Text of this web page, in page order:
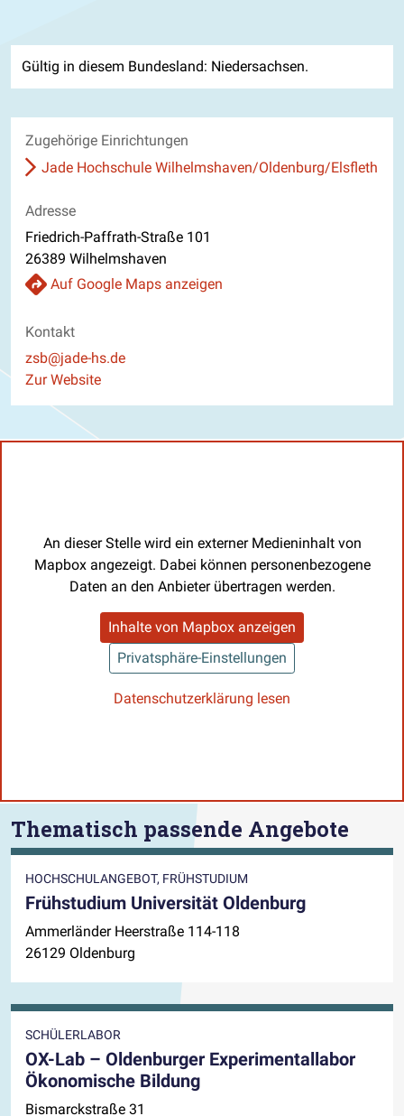
Gültig in diesem Bundesland: Niedersachsen.
Zugehörige Einrichtungen
Jade Hochschule Wilhelmshaven/Oldenburg/Elsfleth
Adresse
Friedrich-Paffrath-Straße 101
26389 Wilhelmshaven
Auf Google Maps anzeigen
Kontakt
E-Mail
zsb@jade-hs.de
Website
Zur Website
An dieser Stelle wird ein externer Medieninhalt von
Mapbox angezeigt. Dabei können personenbezogene
Daten an den Anbieter übertragen werden.
Inhalte von Mapbox anzeigen
Privatsphäre-Einstellungen
Datenschutzerklärung lesen
Thematisch passende Angebote
HOCHSCHULANGEBOT, FRÜHSTUDIUM
Frühstudium Universität Oldenburg
Ammerländer Heerstraße 114-118
26129 Oldenburg
SCHÜLERLABOR
OX-Lab – Oldenburger Experimentallabor
Ökonomische Bildung
Bismarckstraße 31